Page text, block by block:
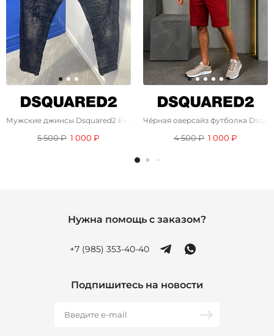
Мужские джинсы Dsquared2 Eviction Notice - Black
5 500 ₽ 1 000 ₽
Чёрная оверсайз футболка
4 500 ₽ 1 000 ₽
Нужна помощь с заказом?
+7 (985) 353-40-40
Подпишитесь на новости